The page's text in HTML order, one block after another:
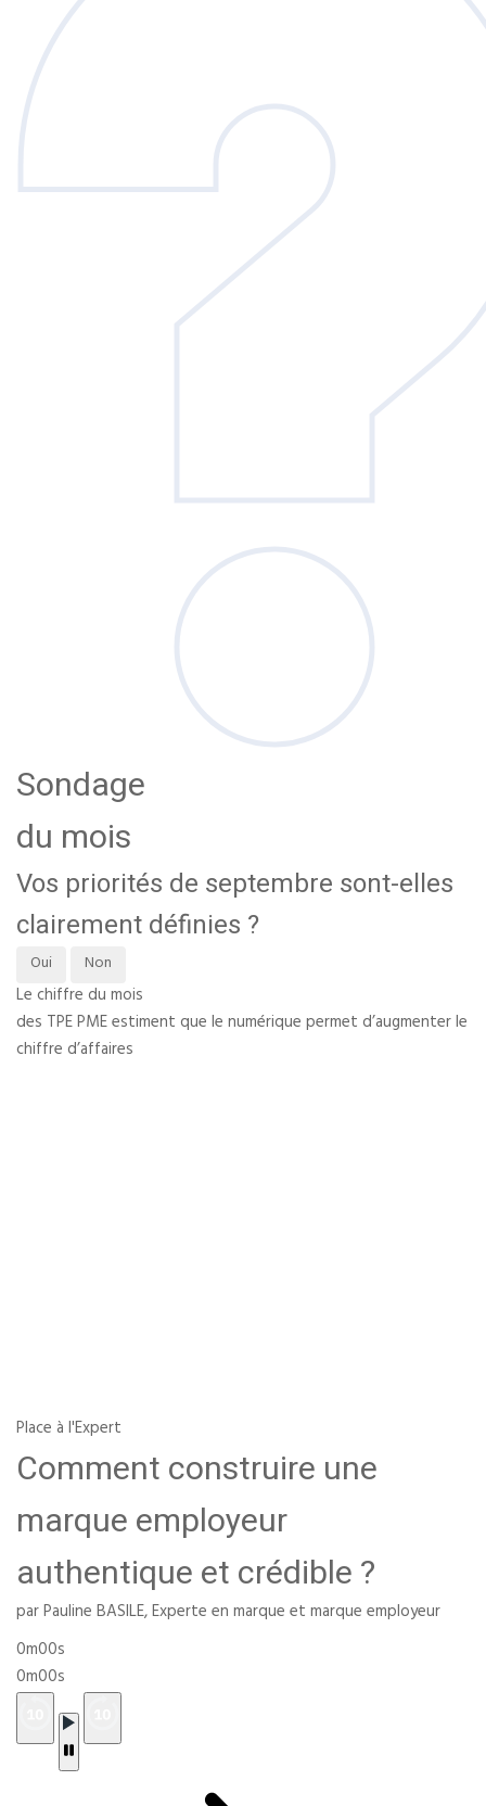
Sondage
du mois
Vos priorités de septembre sont-elles
clairement définies ?
Oui Non
Le chiffre du mois
des TPE PME estiment que le numérique permet d’augmenter le
chiffre d’affaires
Place à l'Expert
Comment construire une
marque employeur
authentique et crédible ?
par Pauline BASILE, Experte en marque et marque employeur
0m00s
0m00s